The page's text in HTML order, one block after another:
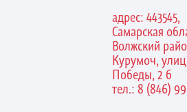
адрес: 443545,
Самарская
Волжский
Курумоч,
Победы, 2 б
тел.: 8 (846)